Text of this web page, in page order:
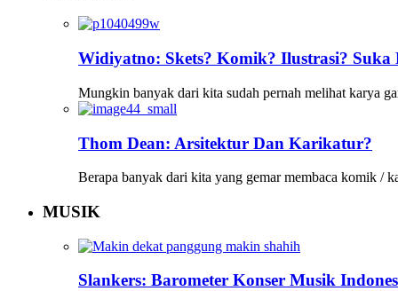
Widiyatno: Skets? Komik? Ilustrasi? Suka
Mungkin banyak dari kita sudah pernah melihat karya
Thom Dean: Arsitektur Dan Karikatur?
Berapa banyak dari kita yang gemar membaca komik /
MUSIK
Slankers: Barometer Konser Musik